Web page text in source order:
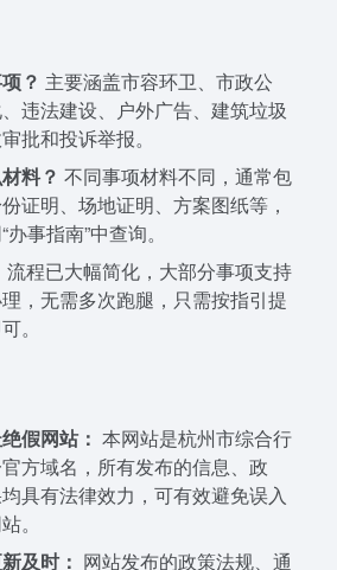
？ 主要涵盖市容环卫、市政公
违法建设、户外广告、建筑垃圾
批和投诉举报。
料？ 不同事项材料不同，通常包
证明、场地证明、方案图纸等，
事指南”中查询。
流程已大幅简化，大部分事项支持
，无需多次跑腿，只需按指引提
。
假网站： 本网站是杭州市综合行
方域名，所有发布的信息、政
具有法律效力，可有效避免误入
。
及时： 网站发布的政策法规、通